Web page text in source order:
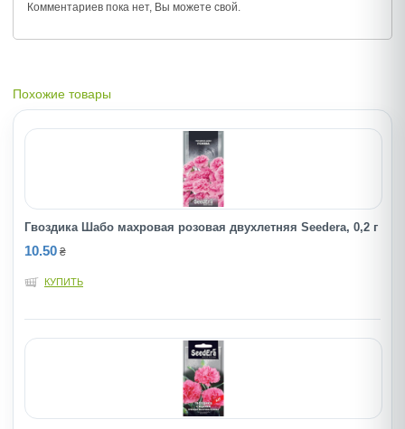
Комментариев пока нет, Вы можете свой.
Похожие товары
Гвоздика Шабо махровая розовая двухлетняя Seedera, 0,2 г
10.50 ₴
КУПИТЬ